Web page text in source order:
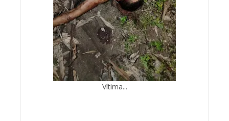
Vítima...